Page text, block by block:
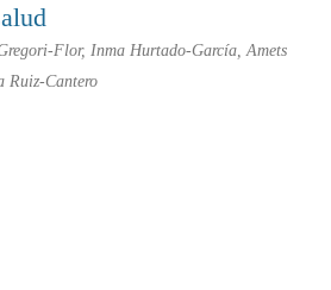
Flor, Inma Hurtado-García, Amets
Ruiz-Cantero